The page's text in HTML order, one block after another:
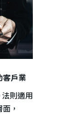
客戶業
法則適用
，